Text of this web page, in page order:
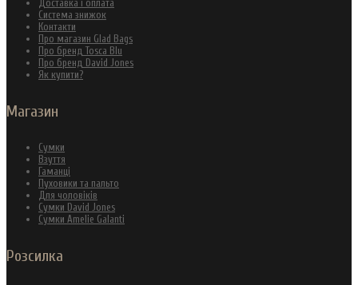
Доставка і оплата
Система знижок
Контакти
Про магазин Glad Bags
Про бренд Tosca Blu
Про бренд David Jones
Як купити?
Магазин
Сумки
Взуття
Гаманці
Пуховики та пальто
Для чоловіків
Сумки David Jones
Сумки Amelie Galanti
Розсилка